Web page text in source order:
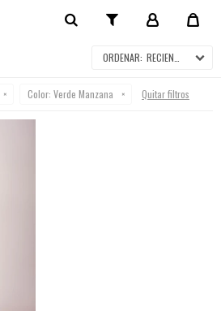
MONOPRENDA
RECIENTES
Color: Verde Manzana Quitar filtros